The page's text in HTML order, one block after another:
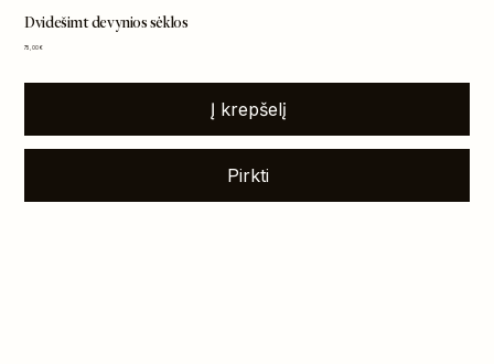
Dvidešimt devynios sėklos
Kaina
75,00 €
Į krepšelį
Pirkti